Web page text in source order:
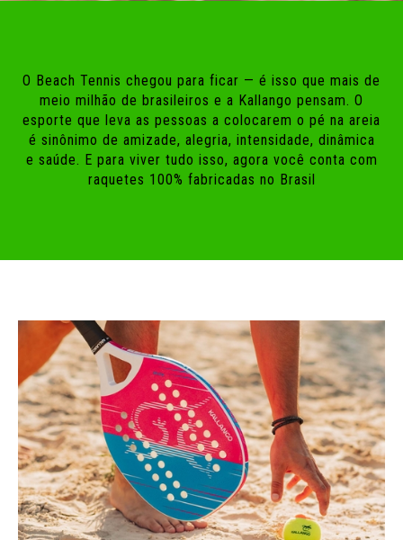
O Beach Tennis chegou para ficar — é isso que mais de
meio milhão de brasileiros e a Kallango pensam. O
esporte que leva as pessoas a colocarem o pé na areia
é sinônimo de amizade, alegria, intensidade, dinâmica
e saúde. E para viver tudo isso, agora você conta com
raquetes 100% fabricadas no Brasil